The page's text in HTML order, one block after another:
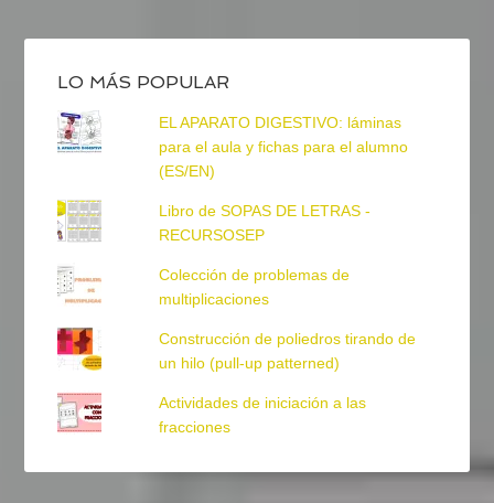
LO MÁS POPULAR
EL APARATO DIGESTIVO: láminas
para el aula y fichas para el alumno
(ES/EN)
Libro de SOPAS DE LETRAS -
RECURSOSEP
Colección de problemas de
multiplicaciones
Construcción de poliedros tirando de
un hilo (pull-up patterned)
Actividades de iniciación a las
fracciones